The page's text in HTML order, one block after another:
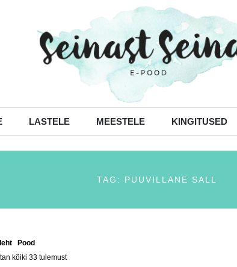
LASTELE MEESTELE KINGITUSED
TAG: PUUVILLANE SALL
/Pood
kõiki 33 tulemust